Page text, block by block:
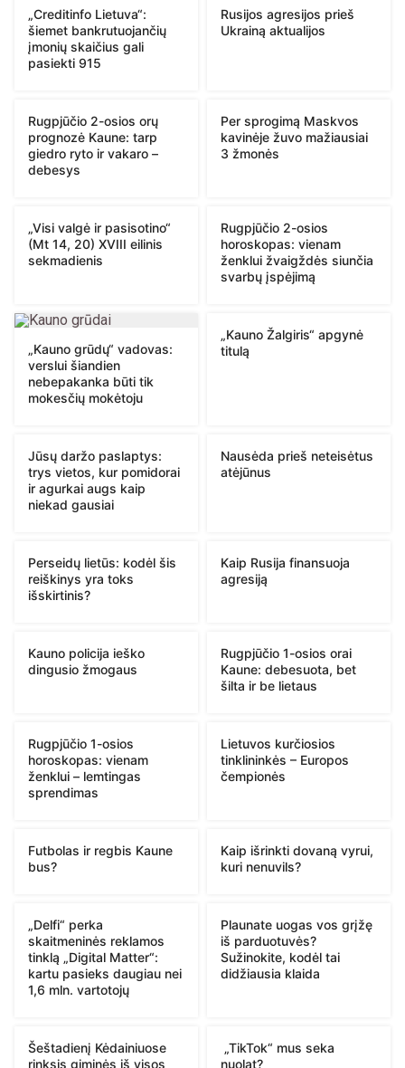
„Creditinfo Lietuva“:
šiemet bankrutuojančių
įmonių skaičius gali
pasiekti 915
Rusijos agresijos prieš
Ukrainą aktualijos
Rugpjūčio 2-osios orų
prognozė Kaune: tarp
giedro ryto ir vakaro –
debesys
Per sprogimą Maskvos
kavinėje žuvo mažiausiai
3 žmonės
„Visi valgė ir pasisotino“
(Mt 14, 20) XVIII eilinis
sekmadienis
Rugpjūčio 2-osios
horoskopas: vienam
ženklui žvaigždės siunčia
svarbų įspėjimą
„Kauno grūdų“ vadovas:
verslui šiandien
nebepakanka būti tik
mokesčių mokėtoju
„Kauno Žalgiris“ apgynė
titulą
Jūsų daržo paslaptys:
trys vietos, kur pomidorai
ir agurkai augs kaip
niekad gausiai
Nausėda prieš neteisėtus
atėjūnus
Perseidų lietūs: kodėl šis
reiškinys yra toks
išskirtinis?
Kaip Rusija finansuoja
agresiją
Kauno policija ieško
dingusio žmogaus
Rugpjūčio 1-osios orai
Kaune: debesuota, bet
šilta ir be lietaus
Rugpjūčio 1-osios
horoskopas: vienam
ženklui – lemtingas
sprendimas
Lietuvos kurčiosios
tinklininkės – Europos
čempionės
Futbolas ir regbis Kaune
bus?
Kaip išrinkti dovaną vyrui,
kuri nenuvils?
„Delfi“ perka
skaitmeninės reklamos
tinklą „Digital Matter“:
kartu pasieks daugiau nei
1,6 mln. vartotojų
Plaunate uogas vos grįžę
iš parduotuvės?
Sužinokite, kodėl tai
didžiausia klaida
Šeštadienį Kėdainiuose
rinksis giminės iš visos
„TikTok“ mus seka
nuolat?